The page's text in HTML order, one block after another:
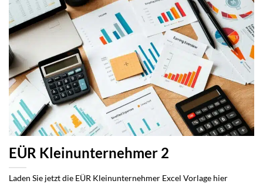
EÜR Kleinunternehmer 2
Laden Sie jetzt die EÜR Kleinunternehmer Excel Vorlage hier